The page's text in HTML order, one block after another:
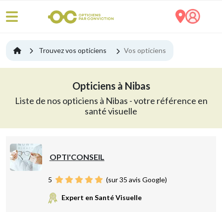
Trouvez vos opticiens Vos opticiens
Opticiens à Nibas
Liste de nos opticiens à Nibas - votre référence en
santé visuelle
OPTI'CONSEIL
5 (sur 35 avis Google)
Expert en Santé Visuelle